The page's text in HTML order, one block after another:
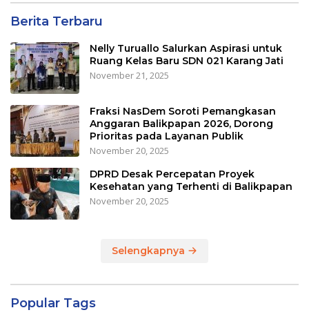
Berita Terbaru
Nelly Turuallo Salurkan Aspirasi untuk
Ruang Kelas Baru SDN 021 Karang Jati
November 21, 2025
Fraksi NasDem Soroti Pemangkasan
Anggaran Balikpapan 2026, Dorong
Prioritas pada Layanan Publik
November 20, 2025
DPRD Desak Percepatan Proyek
Kesehatan yang Terhenti di Balikpapan
November 20, 2025
Selengkapnya
Popular Tags